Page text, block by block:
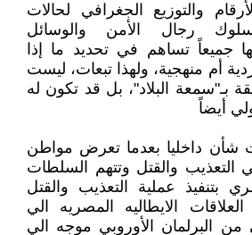
والتوزيع الجغرافي لحالات
سلوك رجال الأمن والوسائل
جميعاً تساهم في تحديد ما إذا
أم منهجية، ولهذا تبعات، ليست
بـ"سمعة البلاد"، بل قد تكون له
أيضاً
شأن داخليا بعدما تعرض مواطن
التعذيب والقتل وتتهم السلطات
بتنفيذ عملية التعذيب والقتل
الايطاليه المصريه الي
من البرلمان الأوروبي موجه الي